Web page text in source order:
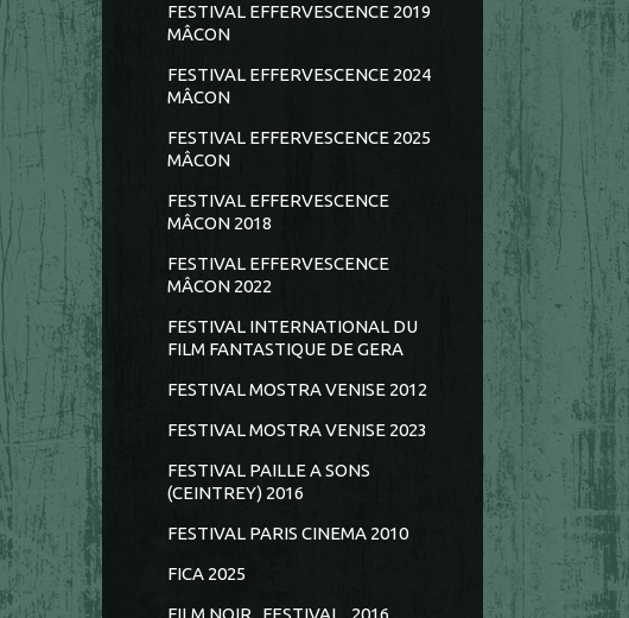
FESTIVAL EFFERVESCENCE 2019
MÂCON
FESTIVAL EFFERVESCENCE 2024
MÂCON
FESTIVAL EFFERVESCENCE 2025
MÂCON
FESTIVAL EFFERVESCENCE
MÂCON 2018
FESTIVAL EFFERVESCENCE
MÂCON 2022
FESTIVAL INTERNATIONAL DU
FILM FANTASTIQUE DE GERA
FESTIVAL MOSTRA VENISE 2012
FESTIVAL MOSTRA VENISE 2023
FESTIVAL PAILLE A SONS
(CEINTREY) 2016
FESTIVAL PARIS CINEMA 2010
FICA 2025